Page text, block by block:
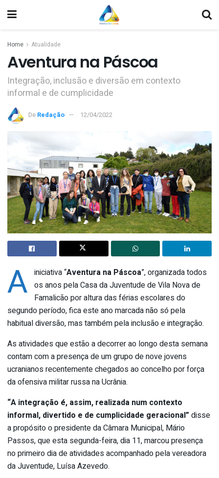
Home Atualidade
Aventura na Páscoa
Integração, inclusão e diversão em contexto
informal e de cumplicidade
De Redação 12/04/2022
A iniciativa “Aventura na Páscoa”, organizada todos
os anos pela Casa da Juventude de Vila Nova de
Famalicão por altura das férias escolares do
segundo período, fica este ano marcada não só pela
habitual diversão, mas também pela inclusão e integração.
As atividades que estão a decorrer ao longo desta semana
contam com a presença de um grupo de nove jovens
ucranianos recentemente chegados ao concelho por força
da ofensiva militar russa na Ucrânia.
“A integração é, assim, realizada num contexto
informal, divertido e de cumplicidade geracional” disse
a propósito o presidente da Câmara Municipal, Mário
Passos, que esta segunda-feira, dia 11, marcou presença
no primeiro dia de atividades acompanhado pela vereadora
da Juventude, Luísa Azevedo.